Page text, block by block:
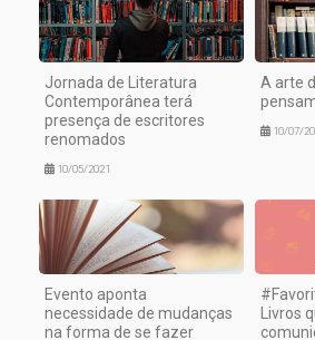
Jornada de Literatura
Contemporânea terá
presença de escritores
renomados
10/05/2021
A arte
10/07/
Evento aponta
necessidade de mudanças
na forma de se fazer
Livros